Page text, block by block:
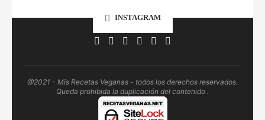
INSTAGRAM
@2021 - Mis Recetas Veganas - todos los derechos reservados.
Queda prohibida la duplicación del contenido .